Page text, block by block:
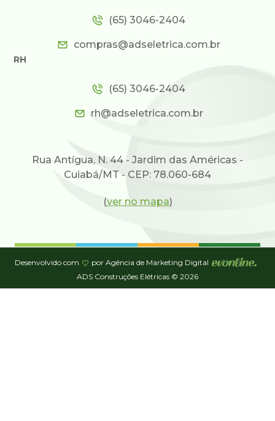
(65) 3046-2404
compras@adseletrica.com.br
RH
(65) 3046-2404
rh@adseletrica.com.br
Rua Antígua, N. 44 - Jardim das Américas -
Cuiabá/MT - CEP: 78.060-684
(ver no mapa)
Desenvolvido com
por Agência de Marketing Digital
ADS Construções Elétricas © 2026